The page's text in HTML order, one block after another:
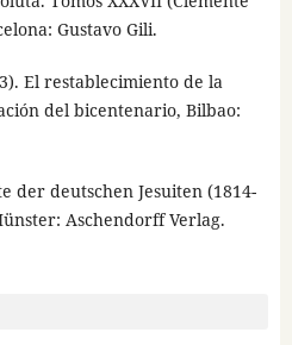
Gustavo Gili.
El restablecimiento de la
del bicentenario, Bilbao:
der deutschen Jesuiten (1814-
Aschendorff Verlag.